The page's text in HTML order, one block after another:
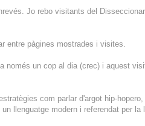
Jo rebo visitants del
entre pàgines mostrades i visites.
només un cop al dia (crec) i aquest
com parlar d'argot hip-hopero,
llenguatge modern i referendat per la